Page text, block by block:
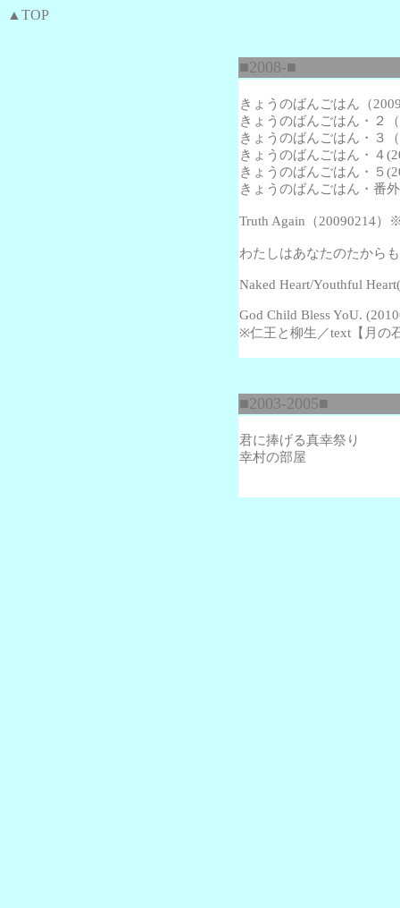
▲TOP
■2008-■
きょうのばんごはん（
きょうのばんごはん・２
きょうのばんごはん・３
きょうのばんごはん・４
きょうのばんごはん・５
きょうのばんごはん・番
Truth Again （20090214）
わたしはあなたのたから
Naked Heart/Youthful
God Child Bless YoU.
※仁王と柳生／text【月の
■2003-2005■
君に捧げる真幸祭り
幸村の部屋